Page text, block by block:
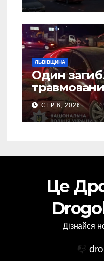
ЛЬВІВЩИНА
Один
ДТП на
СЕР 6, 2026
Це
Дізнайся
📭